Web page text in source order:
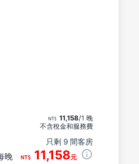
11,158/1 晚
不含稅金和服務費
只剩 9 間客房
晚 11,158元